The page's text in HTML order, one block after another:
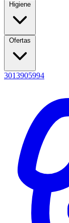
Higiene
Ofertas
3013905994